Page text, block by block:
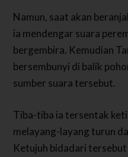
Namun, saat akan
ia mendengar suara
bergembira. Kemudian
bersem­bunyi di balik
sumber suara tersebut.
Tiba-tiba ia tersentak
melayang-layang turun
Ketujuh bidadari